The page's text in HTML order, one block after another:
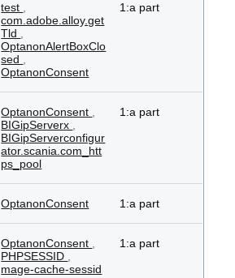
test
com.adobe.alloy.get
Tld
OptanonAlertBoxClo
sed
OptanonConsent
1:a part
OptanonConsent
BIGipServerx
BIGipServerconfigur
ator.scania.com_htt
ps_pool
1:a part
OptanonConsent 1:a part
OptanonConsent
PHPSESSID
mage-cache-sessid
1:a part